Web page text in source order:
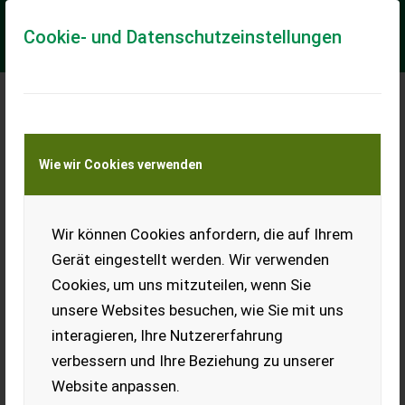
Cookie- und Datenschutzeinstellungen
Wie wir Cookies verwenden
Wir können Cookies anfordern, die auf Ihrem
Gerät eingestellt werden. Wir verwenden
Cookies, um uns mitzuteilen, wenn Sie
unsere Websites besuchen, wie Sie mit uns
interagieren, Ihre Nutzererfahrung
verbessern und Ihre Beziehung zu unserer
Website anpassen.
Meine Transportkostenanfrage
Transport von Land- und Baumaschinen –
KEINE Tiertransporte
Heitmann SPR 910
Futterschieber,
Spaltenreiniger
Futterschieber bzw.
Spaltenreiniger mit
Kraftfutter- bzw. Einstreu-
Automaten.
EUR 0